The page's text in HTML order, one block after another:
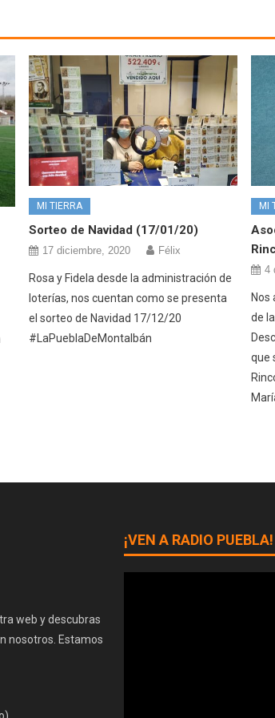
MI TIERRA
Sorteo de Navidad (17/01/20)
17 diciembre, 2020 Félix
Rosa y Fidela desde la administración de
loterías, nos cuentan como se presenta
el sorteo de Navidad 17/12/20
#LaPueblaDeMontalbán
MI
4
Nos
de
que
web y descubras
nosotros. Estamos
¡VEN A RADIO PUEBLA!